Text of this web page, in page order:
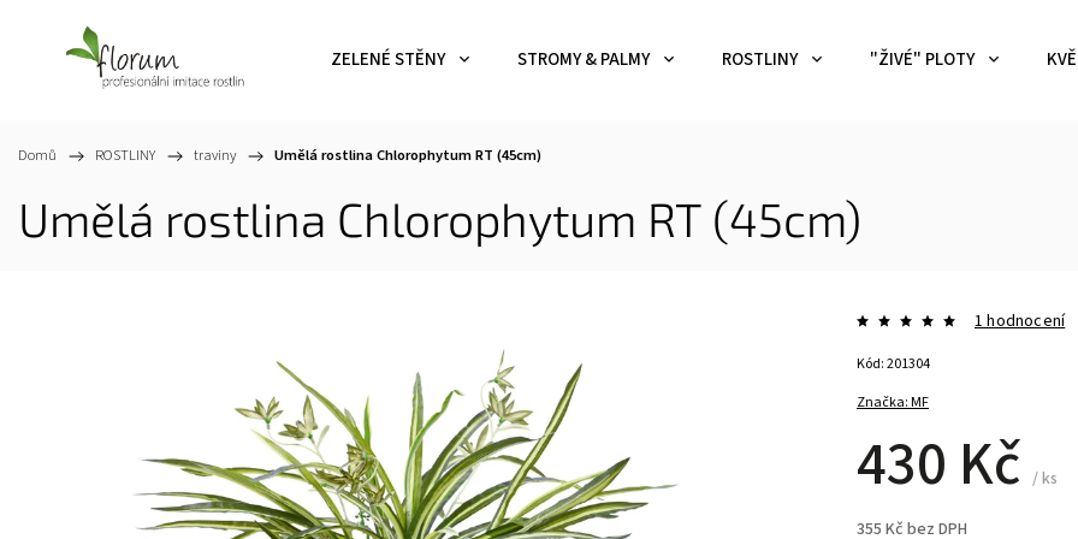
ZELENÉ STĚNY STROMY & PALMY ROSTLINY "ŽIVÉ" PLOTY
Domů / ROSTLINY / traviny / Umělá rostlina Chlorophytum RT (45cm)
Umělá rostlina Chlorophytum RT (45cm)
Značka:MF
1 hodnocení
430 Kč/ ks
355 Kč bez DPH
Kód:201304